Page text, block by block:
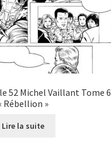
52 Michel Vaillant Tome 6
Rébellion »
Lire la suite